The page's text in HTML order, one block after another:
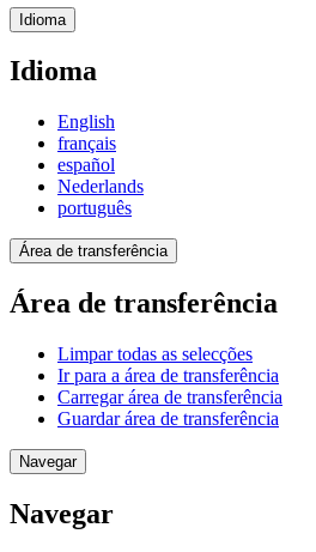
Idioma
Idioma
English
français
español
Nederlands
português
Área de transferência
Área de transferência
Limpar todas as selecções
Ir para a área de transferência
Carregar área de transferência
Guardar área de transferência
Navegar
Navegar